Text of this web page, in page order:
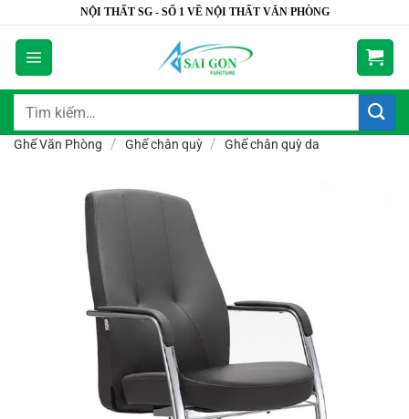
dung
NỘI THẤT SG - SỐ 1 VỀ NỘI THẤT VĂN PHÒNG
Tìm
Ghế Văn Phòng / Ghế chân quỳ / Ghế chân quỳ da